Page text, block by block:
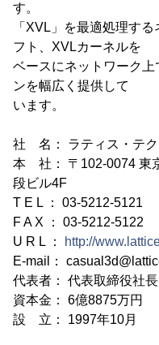
す。
「XVL」を最適処理す
フト、XVLカーネルを
ベースにネットワーク
ンを幅広く提供して
います。
社 名： ラティス・テク
本 社： 〒102-0074 東
段ビル4F
T E L ： 03-5212-5121
F A X ： 03-5212-5122
U R L ：
http://
E-mail：
代表者： 代表取締役社
資本金： 6億8875万円
設 立： 1997年10月